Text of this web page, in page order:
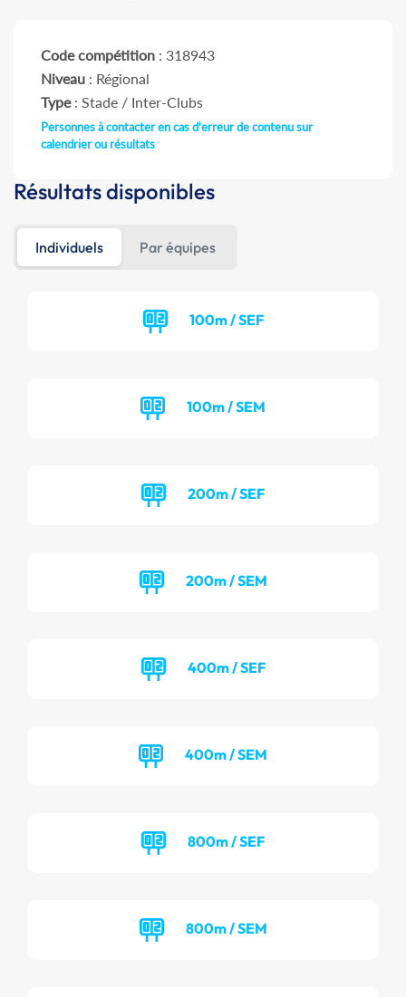
Code compétition : 318943
Niveau : Régional
Type: Stade / Inter-Clubs
Personnes à contacter en cas d'erreur de contenu sur
calendrier ou résultats
Résultats disponibles
Individuels Par équipes
100m / SEF
100m / SEM
200m / SEF
200m / SEM
400m / SEF
400m / SEM
800m / SEF
800m / SEM